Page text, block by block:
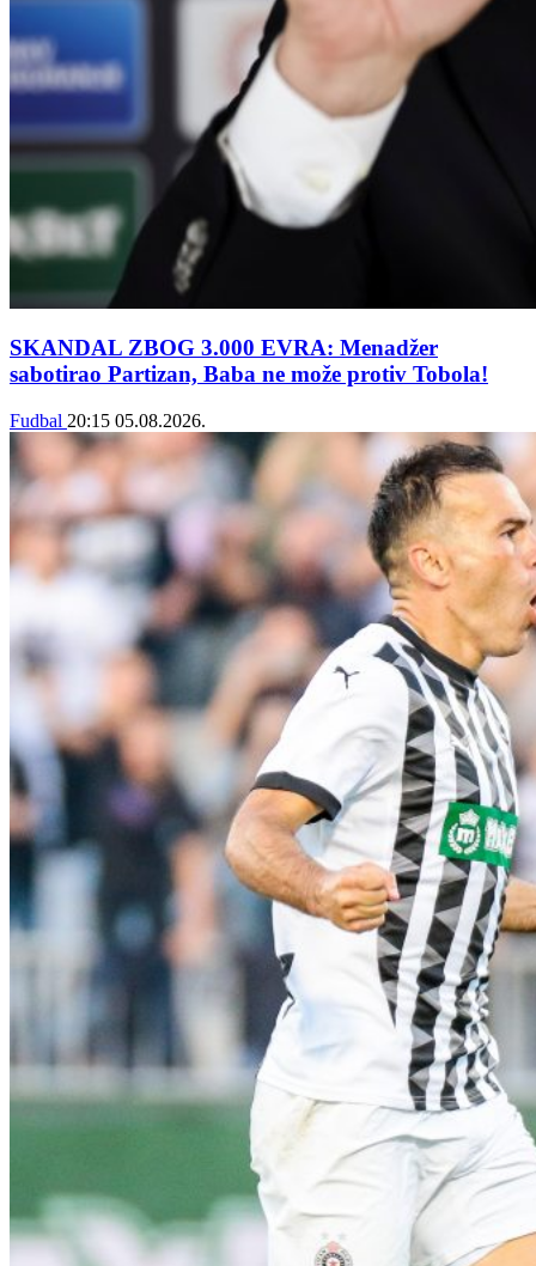
SKANDAL ZBOG 3.000 EVRA: Menadžer
sabotirao Partizan, Baba ne može protiv Tobola!
Fudbal 20:15 05.08.2026.